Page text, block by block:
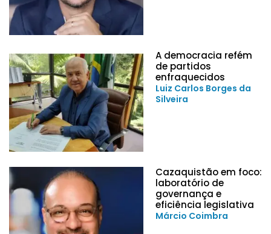
A democracia refém
de partidos
enfraquecidos
Luiz Carlos Borges da
Silveira
Cazaquistão em foco:
laboratório de
governança e
eficiência legislativa
Márcio Coimbra